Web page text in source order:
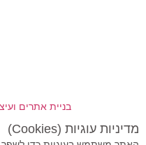
בניית אתרים
מדיניות עוגיות (Cookies)